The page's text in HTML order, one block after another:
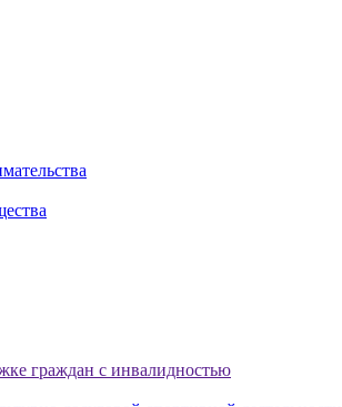
граждан с инвалидностью